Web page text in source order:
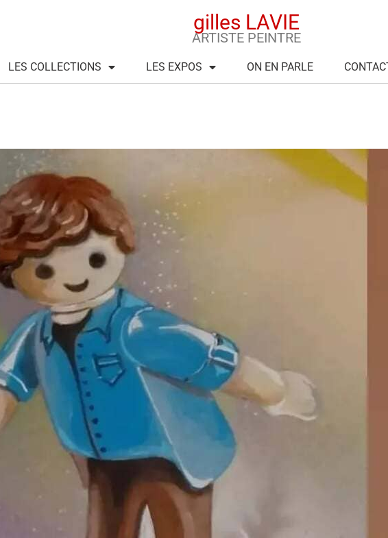
gilles LAVIE
ARTISTE PEINTRE
LES COLLECTIONS LES EXPOS ON EN PARLE